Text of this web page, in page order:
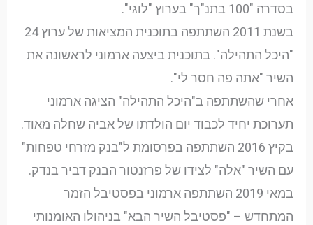
בסדרה "100 בתנ"ך" בערוץ "לוגי".
בשנת 2011 השתתפה בתוכנית המציאות של ערוץ 24
"היכל התהילה". בתוכנית ביצעה ארמוני לראשונה את
השיר "אתה פה חסר לי".
אחרי שהשתתפה ב"היכל התהילה" הציגה ארמוני
תערוכת יחיד לכבוד יום הולדתו של אביה שחלה מאוד.
בקיץ 2016 השתתפה בפרסומת ל"בנק מזרחי טפחות"
עם השיר "אלה" לצידו של פרזנטור הבנק דביר בנדק.
במאי 2019 השתתפה ארמוני בפסטיבל הזמר
המתחדש – "פסטיבל השיר הבא" בניהולו האומנותי